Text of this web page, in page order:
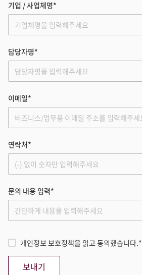
기업 / 사업체명*
담당자명*
이메일*
연락처*
문의 내용 입력*
개인정보 보호정책을 읽고 동의했습니다.*
보내기